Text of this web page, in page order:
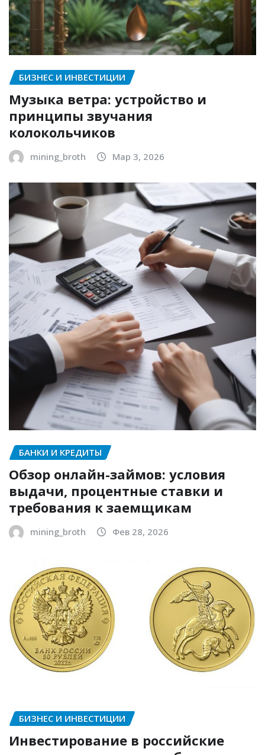
БИЗНЕС И ИНВЕСТИЦИИ
Музыка ветра: устройство и
принципы звучания
колокольчиков
mining_broth Мар 3, 2026
БАНКИ И КРЕДИТЫ
Обзор онлайн-займов: условия
выдачи, процентные ставки и
требования к заемщикам
mining_broth Фев 28, 2026
БИЗНЕС И ИНВЕСТИЦИИ
Инвестирование в российские